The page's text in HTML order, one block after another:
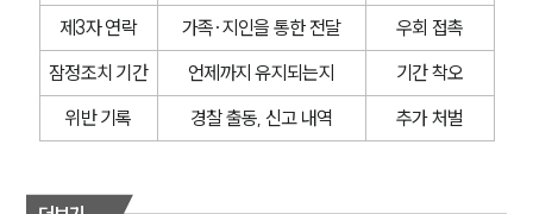
업무분야
형사그룹 업무
전체
제3자 연락
가족·지인을 통한 전달
우회 접촉
잠정조치 기간
언제까지 유지되는지
기간 착오
위반 기록
경찰 출동, 신고 내역 추가 처벌